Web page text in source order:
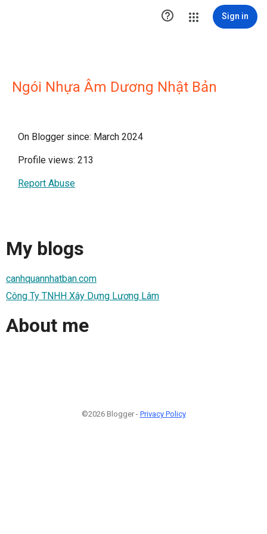
 Sign in
Ngói Nhựa Âm Dương Nhật Bản
On Blogger since: March 2024
Profile views: 213
Report Abuse
My blogs
canhquannhatban.com
Công Ty TNHH Xây Dựng Lương Lâm
About me
©2026 Blogger - Privacy Policy